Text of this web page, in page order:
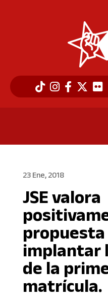
23 Ene, 2018
JSE valora
propuesta
implantar
de la
matrícula.